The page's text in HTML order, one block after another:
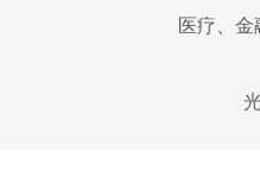
医疗、